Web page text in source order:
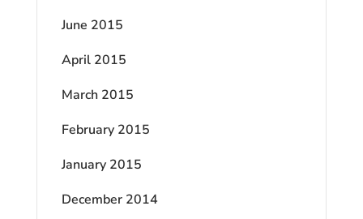
June 2015
April 2015
March 2015
February 2015
January 2015
December 2014